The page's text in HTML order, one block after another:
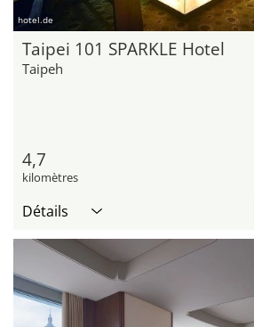
hotel.de
Taipei 101 SPARKLE Hotel
Taipeh
4,7
kilomètres
Détails